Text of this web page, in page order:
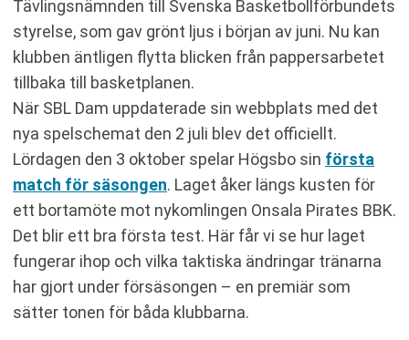
Tävlingsnämnden till Svenska Basketbollförbundets
styrelse, som gav grönt ljus i början av juni. Nu kan
klubben äntligen flytta blicken från pappersarbetet
tillbaka till basketplanen.
När SBL Dam uppdaterade sin webbplats med det
nya spelschemat den 2 juli blev det officiellt.
Lördagen den 3 oktober spelar Högsbo sin första
match för säsongen. Laget åker längs kusten för
ett bortamöte mot nykomlingen Onsala Pirates BBK.
Det blir ett bra första test. Här får vi se hur laget
fungerar ihop och vilka taktiska ändringar tränarna
har gjort under försäsongen – en premiär som
sätter tonen för båda klubbarna.